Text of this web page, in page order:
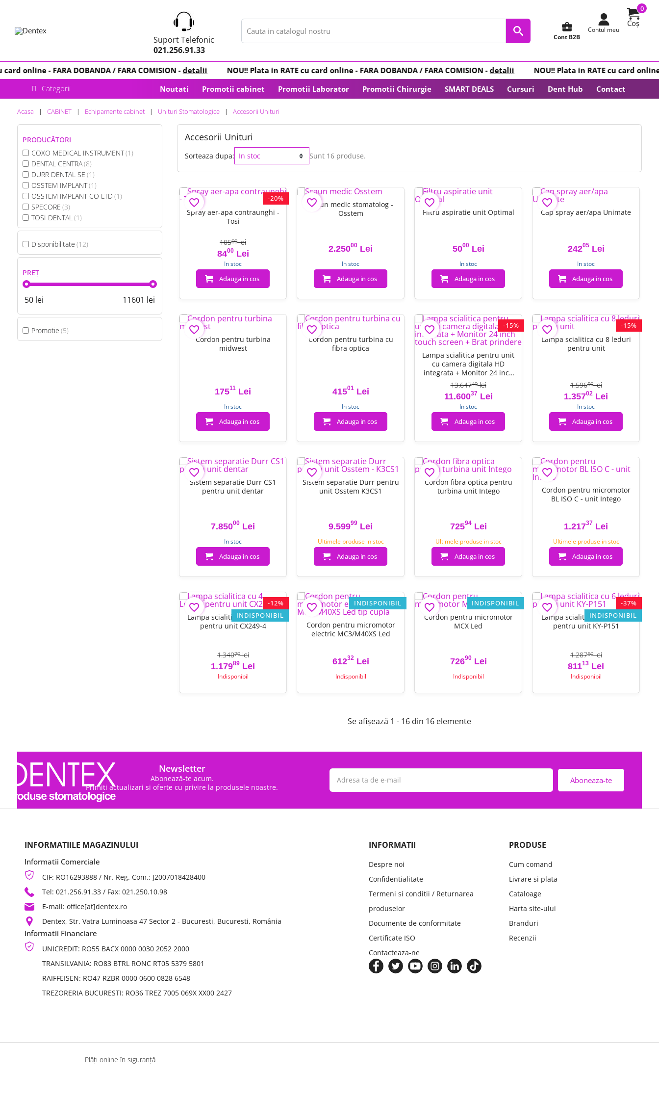
Suport Telefonic
021.256.91.33
business_center
Cont B2B
Contul meu
Coș
0
online -FARA DOBANDA/ FARA COMISION -detalii NOU!! Plata inRATEcu card online -FARA DOBANDA/ FARA COMISION -detalii NOU!! Plata inRATEcu card online -
Categorii
Noutati Promotii cabinet Promotii Laborator Promotii Chirurgie SMART DEALS Cursuri Dent Hub Contact
Acasa CABINET Echipamente cabinet Unituri Stomatologice Accesorii Unituri
PRODUCĂTORI
COXO MEDICAL INSTRUMENT 1
DENTAL CENTRA 8
DURR DENTAL SE 1
OSSTEM IMPLANT 1
OSSTEM IMPLANT CO LTD 1
SPECORE 3
TOSI DENTAL
1
Disponibilitate 12
PREȚ
50 lei 11601 lei
Promotie 5
Accesorii Unituri
Sunt 16 produse.
Sorteaza dupa:
-20%
Spray aer-apa contraunghi -
Tosi
Pret
8400Lei
Pret de baza
10500lei
In stoc
Adauga in cos
favorite_border
Scaun medic stomatolog -
Osstem
Pret
2.25000 Lei
In stoc
Adauga in cos
favorite_border
Filtru aspiratie unit Optimal
Pret
5000Lei
In stoc
Adauga in cos
favorite_border
Cap spray aer/apa Unimate
Pret
24205Lei
In stoc
Adauga in cos
favorite_border
Cordon pentru turbina
midwest
Pret
17511 Lei
In stoc
Adauga in cos
favorite_border
Cordon pentru turbina cu
fibra optica
Pret
41501Lei
In stoc
Adauga in cos
favorite_border -15%
Lampa scialitica pentru unit
cu camera digitala HD
integrata + Monitor 24 inch
touch screen + Brat prindere
Pret
11.60037 Lei
Pret de baza
13.64749lei
In stoc
Adauga in cos
favorite_border -15%
Lampa scialitica cu 8 leduri
pentru unit
Pret
1.35702 Lei
Pret de baza
1.59650lei
In stoc
Adauga in cos
favorite_border
Sistem separatie Durr CS1
pentru unit dentar
Pret
7.85000 Lei
In stoc
Adauga in cos
favorite_border
Sistem separatie Durr pentru
unit Osstem K3CS1
Pret
9.59999 Lei
Ultimele produse in stoc
Adauga in cos
favorite_border
Cordon fibra optica pentru
turbina unit Intego
Pret
72594Lei
Ultimele produse in stoc
Adauga in cos
favorite_border
Cordon pentru micromotor
BL ISO C - unit Intego
Pret
1.21737 Lei
Ultimele produse in stoc
Adauga in cos
favorite_border
-12%
INDISPONIBIL
Lampa scialitica cu 4 Leduri
pentru unit CX249-4
Pret
1.17989 Lei
Pret de baza
1.34079lei
Indisponibil
favorite_border INDISPONIBIL
Cordon pentru micromotor
electric MC3/M40XS Led
Pret
61232Lei
Indisponibil
favorite_border INDISPONIBIL
Cordon pentru micromotor
MCX Led
Pret
72690Lei
Indisponibil
favorite_border
-37%
INDISPONIBIL
Lampa scialitica cu 6 leduri
pentru unit KY-P151
Pret
81113 Lei
Pret de baza
1.28750lei
Indisponibil
favorite_border
Se afișează 1 - 16 din 16 elemente
Aboneaza-te
Newsletter
Abonează-te acum.
Primiti actualizari si oferte cu privire la produsele noastre.
INFORMATIILE MAGAZINULUI
Informatii Comerciale
CIF: RO16293888 / Nr. Reg. Com.: J2007018428400
Tel: 021.256.91.33 / Fax: 021.250.10.98
E-mail: office[at]dentex.ro
Dentex, Str. Vatra Luminoasa 47 Sector 2 - Bucuresti, Bucuresti, România
Informatii Financiare
UNICREDIT: RO55 BACX 0000 0030 2052 2000
TRANSILVANIA: RO83 BTRL RONC RT05 5379 5801
RAIFFEISEN: RO47 RZBR 0000 0600 0828 6548
TREZORERIA BUCURESTI: RO36 TREZ 7005 069X XX00 2427
INFORMATII
Despre noi
Confidentialitate
Termeni si conditii / Returnarea
produselor
Documente de conformitate
Certificate ISO
Contacteaza-ne
PRODUSE
Cum comand
Livrare si plata
Cataloage
Harta site-ului
Branduri
Recenzii
Plăți online în siguranță